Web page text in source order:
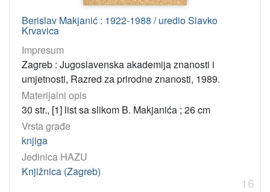
Berislav Makjanić : 1922-1988 / uredio Slavko
Krvavica
Impresum
Zagreb : Jugoslavenska akademija znanosti i
umjetnosti, Razred za prirodne znanosti, 1989.
Materijalni opis
30 str., [1] list sa slikom B. Makjanića ; 26 cm
Vrsta građe
knjiga
Jedinica HAZU
Knjižnica (Zagreb)
16